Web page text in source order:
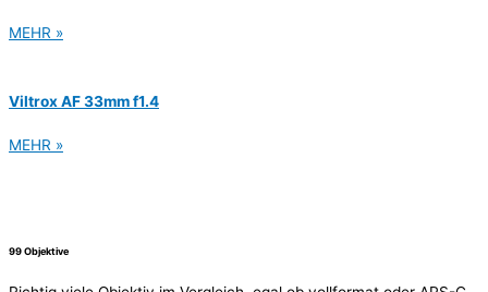
MEHR »
Viltrox AF 33mm f1.4
MEHR »
99 Objektive